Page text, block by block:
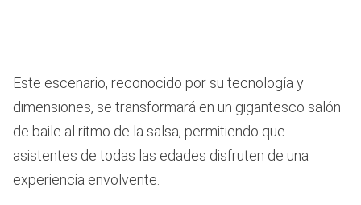
Este escenario, reconocido por su tecnología y
dimensiones, se transformará en un gigantesco salón
de baile al ritmo de la salsa, permitiendo que
asistentes de todas las edades disfruten de una
experiencia envolvente.